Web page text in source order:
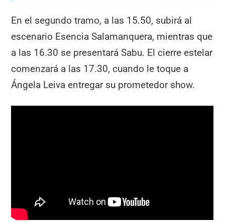
En el segundo tramo, a las 15.50, subirá al
escenario Esencia Salamanquera, mientras que
a las 16.30 se presentará Sabu. El cierre estelar
comenzará a las 17.30, cuando le toque a
Ángela Leiva entregar su prometedor show.